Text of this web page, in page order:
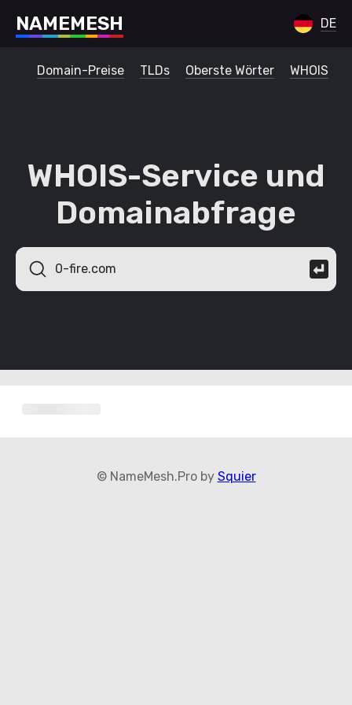
NAMEMESH DE
Domain-Preise TLDs Oberste Wörter WHOIS
WHOIS-Service und
Domainabfrage
© NameMesh.Pro by Squier